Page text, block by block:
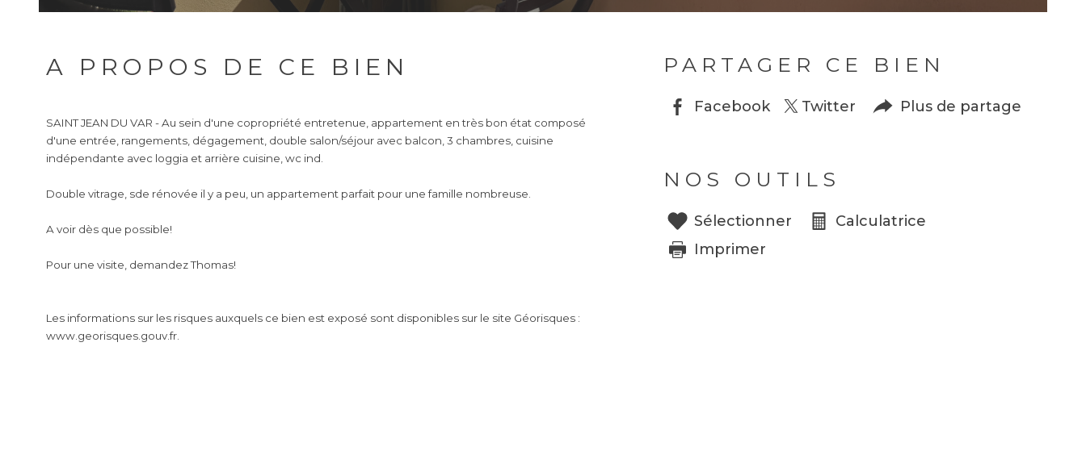
A PROPOS DE CE BIEN
SAINT JEAN DU VAR - Au sein d'une copropriété entretenue, appartement en très bon état composé
d'une entrée, rangements, dégagement, double salon/séjour avec balcon, 3 chambres, cuisine
indépendante avec loggia et arrière cuisine, wc ind.
Double vitrage, sde rénovée il y a peu, un appartement parfait pour une famille nombreuse.
A voir dès que possible!
Pour une visite, demandez Thomas!
Les informations sur les risques auxquels ce bien est exposé sont disponibles sur le site Géorisques :
www.georisques.gouv.fr.
PARTAGER CE BIEN
Facebook Twitter Plus de partage
NOS OUTILS
Sélectionner
Calculatrice
Imprimer